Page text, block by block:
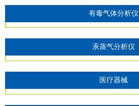
有毒气体分析仪
汞蒸气分析仪
医疗器械